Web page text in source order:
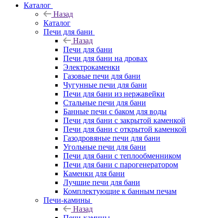
Каталог
Назад
Каталог
Печи для бани
Назад
Печи для бани
Печи для бани на дровах
Электрокаменки
Газовые печи для бани
Чугунные печи для бани
Печи для бани из нержавейки
Стальные печи для бани
Банные печи с баком для воды
Печи для бани с закрытой каменкой
Печи для бани с открытой каменкой
Газодровяные печи для бани
Угольные печи для бани
Печи для бани с теплообменником
Печи для бани с парогенератором
Каменки для бани
Лучшие печи для бани
Комплектующие к банным печам
Печи-камины
Назад